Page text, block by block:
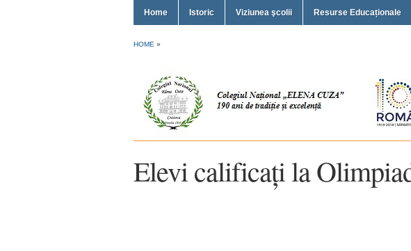
Home Istoric Viziunea şcolii Resurse Educaționale
HOME »
Elevi calificați la